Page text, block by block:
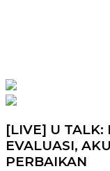
[LIVE] U TALK:
EVALUASI,
PERBAIKAN